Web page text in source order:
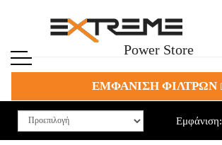
Power Store
ΕΜΦΑΝΙΣΗ ΦΙΛΤΡΩΝ
Εμφάνιση: